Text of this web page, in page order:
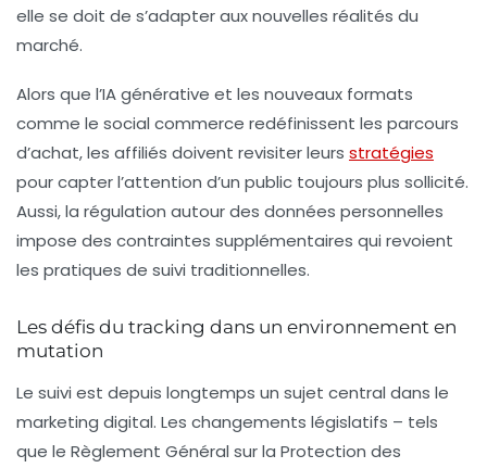
elle se doit de s’adapter aux nouvelles réalités du
marché.
Alors que l’IA générative et les nouveaux formats
comme le social commerce redéfinissent les parcours
d’achat, les affiliés doivent revisiter leurs stratégies
pour capter l’attention d’un public toujours plus sollicité.
Aussi, la régulation autour des données personnelles
impose des contraintes supplémentaires qui revoient
les pratiques de suivi traditionnelles.
Les défis du tracking dans un environnement en
mutation
Le suivi est depuis longtemps un sujet central dans le
marketing digital. Les changements législatifs – tels
que le Règlement Général sur la Protection des